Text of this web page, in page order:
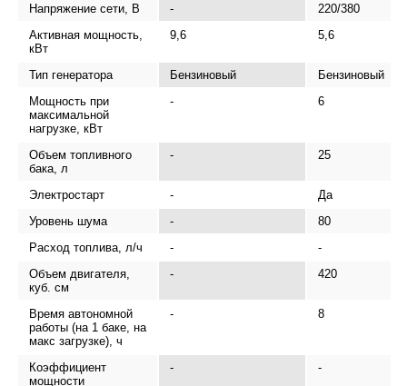
Напряжение сети, В -
220/380
Активная мощность,
кВт
9,6 5,6
Тип генератора Бензиновый
Бензиновый
Мощность при
максимальной
нагрузке, кВт
- 6
Объем топливного
бака, л
- 25
Электростарт -
Да
Уровень шума
-
80
Расход топлива, л/ч
-
-
Объем двигателя,
куб. см
- 420
Время автономной
работы (на 1 баке, на
макс загрузке), ч
- 8
Коэффициент
мощности
- -